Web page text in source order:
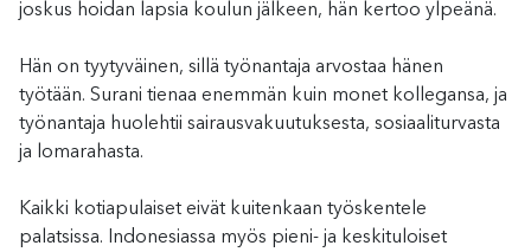
joskus hoidan lapsia koulun jälkeen, hän kertoo ylpeänä.
Hän on tyytyväinen, sillä työnantaja arvostaa hänen
työtään. Surani tienaa enemmän kuin monet kollegansa, ja
työnantaja huolehtii sairausvakuutuksesta, sosiaaliturvasta
ja lomarahasta.
Kaikki kotiapulaiset eivät kuitenkaan työskentele
palatsissa. Indonesiassa myös pieni- ja keskituloiset